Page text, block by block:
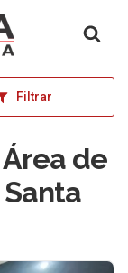
Filtrar
de